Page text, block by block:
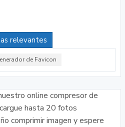
relevantes
de Favicon
online compresor de
hasta 20 fotos
comprimir imagen y espere